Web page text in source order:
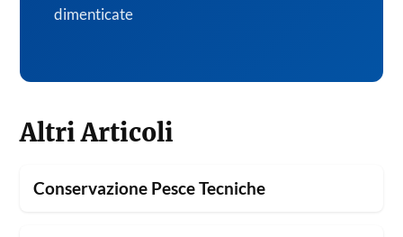
dimenticate
Altri Articoli
Conservazione Pesce Tecniche